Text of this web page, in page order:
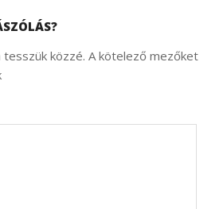
közzé. A kötelező mezőket